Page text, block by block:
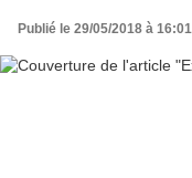
Publié le 29/05/2018 à 16:01